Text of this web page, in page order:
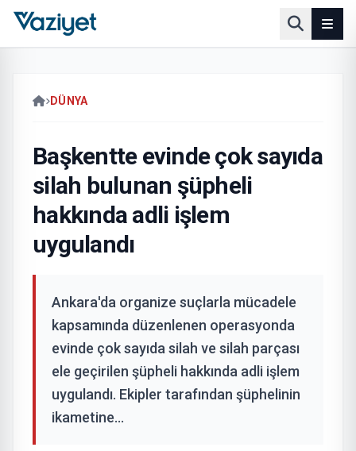
DÜNYA
Başkentte evinde çok sayıda
silah bulunan şüpheli
hakkında adli işlem
uygulandı
Ankara'da organize suçlarla mücadele
kapsamında düzenlenen operasyonda
evinde çok sayıda silah ve silah parçası
ele geçirilen şüpheli hakkında adli işlem
uygulandı. Ekipler tarafından şüphelinin
ikametine...